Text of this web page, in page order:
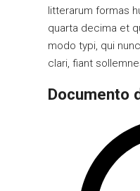
litterarum formas
quarta decima et
modo typi, qui
clari, fiant
Documento